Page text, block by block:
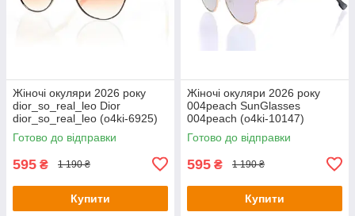
Жіночі окуляри 2026 року
dior_so_real_leo Dior
dior_so_real_leo (o4ki-6925)
Готово до відправки
595 ₴ 1 190 ₴
Купити
Жіночі окуляри 2026 року
004peach SunGlasses
004peach (o4ki-10147)
Готово до відправки
595 ₴ 1 190 ₴
Купити